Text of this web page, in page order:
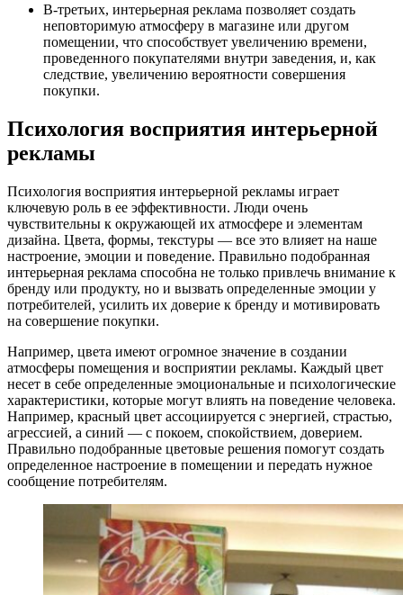
В-третьих, интерьерная реклама позволяет создать
неповторимую атмосферу в магазине или другом
помещении, что способствует увеличению времени,
проведенного покупателями внутри заведения, и, как
следствие, увеличению вероятности совершения
покупки.
Психология восприятия интерьерной
рекламы
Психология восприятия интерьерной рекламы играет
ключевую роль в ее эффективности. Люди очень
чувствительны к окружающей их атмосфере и элементам
дизайна. Цвета, формы, текстуры — все это влияет на наше
настроение, эмоции и поведение. Правильно подобранная
интерьерная реклама способна не только привлечь внимание к
бренду или продукту, но и вызвать определенные эмоции у
потребителей, усилить их доверие к бренду и мотивировать
на совершение покупки.
Например, цвета имеют огромное значение в создании
атмосферы помещения и восприятии рекламы. Каждый цвет
несет в себе определенные эмоциональные и психологические
характеристики, которые могут влиять на поведение человека.
Например, красный цвет ассоциируется с энергией, страстью,
агрессией, а синий — с покоем, спокойствием, доверием.
Правильно подобранные цветовые решения помогут создать
определенное настроение в помещении и передать нужное
сообщение потребителям.